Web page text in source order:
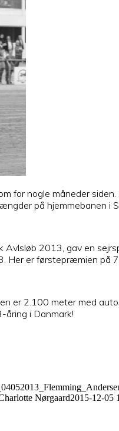
for nogle måneder
på hjemmebanen i
2013, gav en
Her er førstepræmien på
er 2.100 meter med
åring i Danmark!
Nørgaard2015-12-05